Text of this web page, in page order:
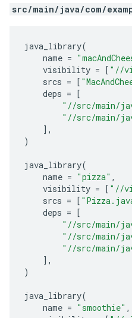
src/main/java/com/
java_library(
name =
visibility = [ "//
srcs = [
deps = [
"//src/main/
"//src/main/
],
)
java_library(
name = "pizza" ,
visibility = [ "//
srcs = [
deps = [
"//src/main/
"//src/main/
"//src/main/
],
)
java_library(
name = "smoothie" ,